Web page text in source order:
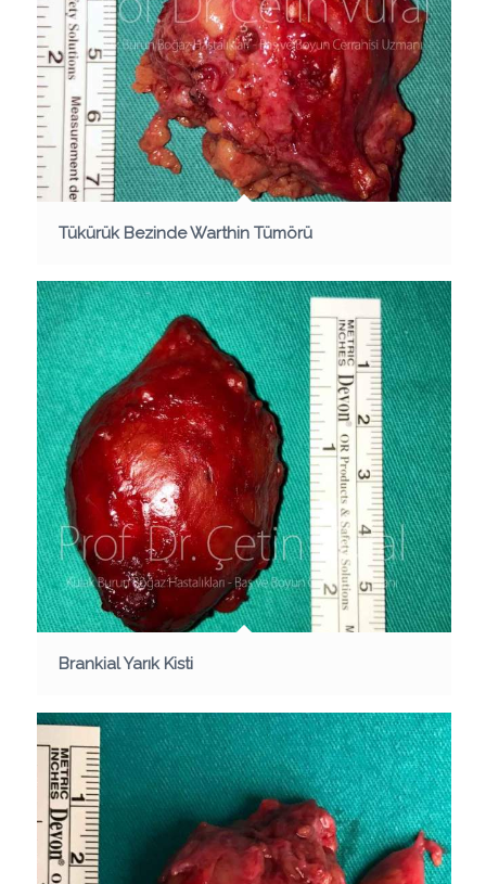
Tükürük Bezinde Warthin Tümörü
Brankial Yarık Kisti